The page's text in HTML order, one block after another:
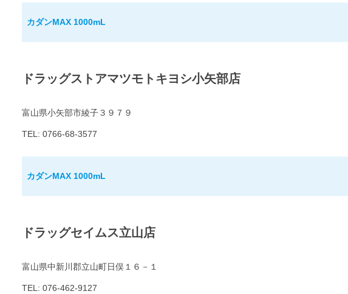
カダンMAX 1000mL
ドラッグストアマツモトキヨシ小矢部店
富山県小矢部市綾子３９７９
TEL: 0766-68-3577
カダンMAX 1000mL
ドラッグセイムス立山店
富山県中新川郡立山町日俣１６－１
TEL: 076-462-9127